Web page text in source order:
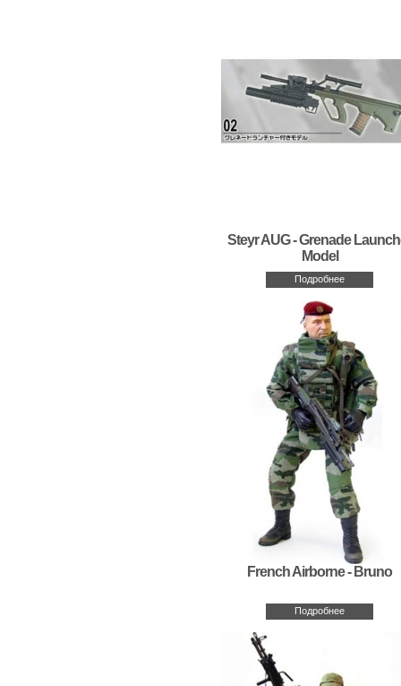
Steyr AUG - Grenade
Model
Подробнее
French Airborne - Bruno
Подробнее